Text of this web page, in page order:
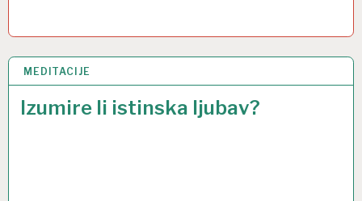
MEDITACIJE
Izumire li istinska ljubav?
19 SVI 2014